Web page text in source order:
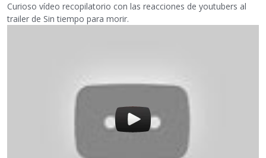
Curioso vídeo recopilatorio con las reacciones de youtubers al
trailer de Sin tiempo para morir.